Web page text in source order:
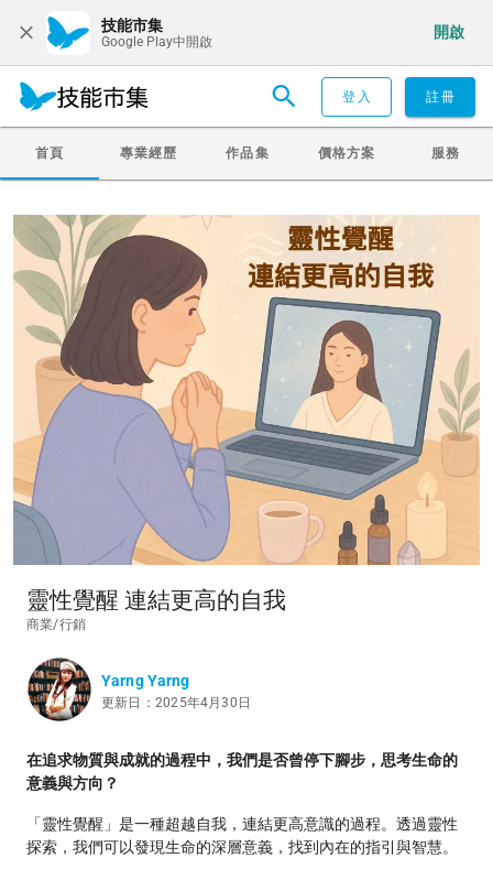
技能市集
Google Play中開啟
開啟
登入 註冊
首頁 專業經歷 作品集 價格方案 服務
靈性覺醒 連結更高的自我
商業/行銷
Yarng Yarng
更新日：2025年4月30日
在追求物質與成就的過程中，我們是否曾停下腳步，思考生命的
意義與方向？
​「靈性覺醒」是一種超越自我，連結更高意識的過程。​透過靈性
探索，我們可以發現生命的深層意義，找到內在的指引與智慧。​